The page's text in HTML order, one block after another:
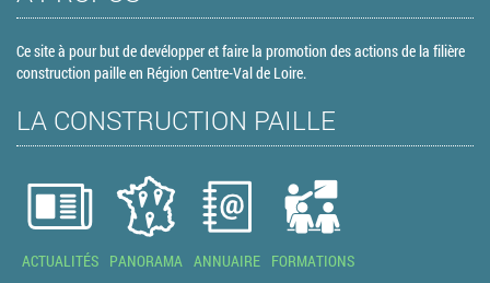
Ce site à pour but de devélopper et faire la promotion des actions de la filière
construction paille en Région Centre-Val de Loire.
LA CONSTRUCTION PAILLE
ACTUALITÉS PANORAMA ANNUAIRE FORMATIONS